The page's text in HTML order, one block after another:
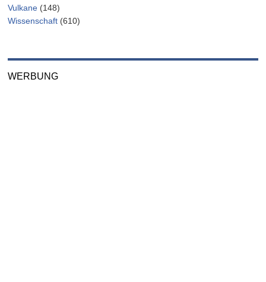
Vulkane (148)
Wissenschaft (610)
WERBUNG